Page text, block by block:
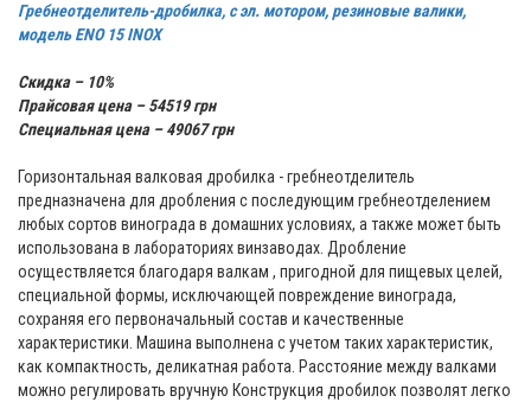
Гребнеотделитель-дробилка, с эл. мотором, резиновые валики,
модель ENO 15 INOX
Скидка – 10%
Прайсовая цена – 54519 грн
Специальная цена – 49067 грн
Горизонтальная валковая дробилка - гребнеотделитель
предназначена для дробления с последующим гребнеотделением
любых сортов винограда в домашних условиях, а также может быть
использована в лабораториях винзаводах. Дробление
осуществляется благодаря валкам , пригодной для пищевых целей,
специальной формы, исключающей повреждение винограда,
сохраняя его первоначальный состав и качественные
характеристики. Машина выполнена с учетом таких характеристик,
как компактность, деликатная работа. Расстояние между валками
можно регулировать вручную Конструкция дробилок позволят легко